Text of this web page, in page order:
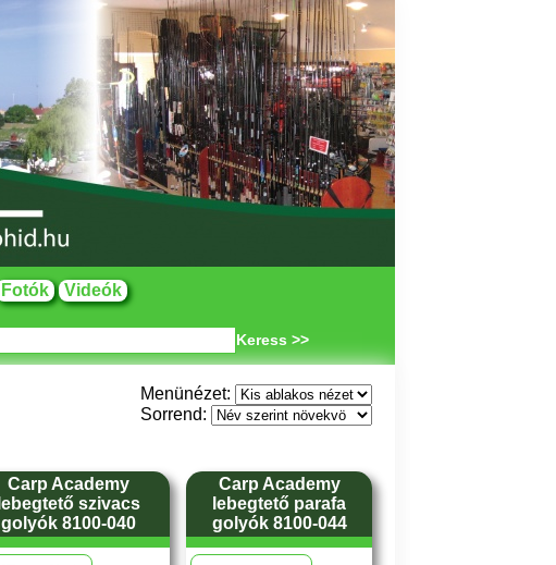
Fotók Videók
Keress >>
Menünézet:
Sorrend:
Carp Academy
lebegtető szivacs
golyók 8100-040
Carp Academy
lebegtető parafa
golyók 8100-044